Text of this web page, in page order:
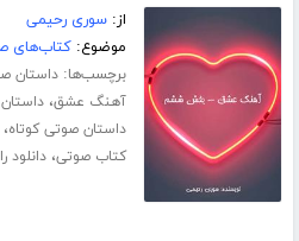
از:سوری رحیمی
موضوع:کتاب‌های
برچسب‌ها:داستان
آهنگ عشق،داستان
داستان صوتی کوتاه
کتاب صوتی،دانلود